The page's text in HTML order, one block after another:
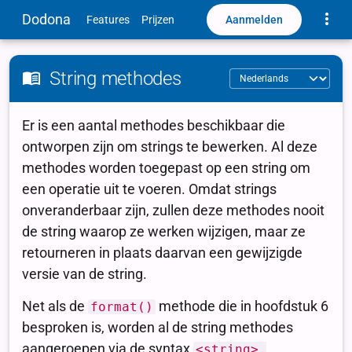
Dodona Features Prijzen Aanmelden
String methodes